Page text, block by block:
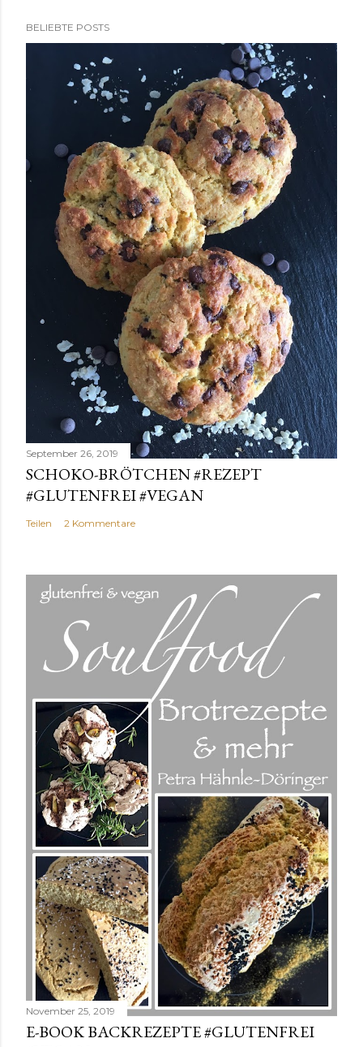
BELIEBTE POSTS
September 26, 2019
SCHOKO-BRÖTCHEN #REZEPT
#GLUTENFREI #VEGAN
Teilen 2 Kommentare
November 25, 2019
E-BOOK BACKREZEPTE #GLUTENFREI